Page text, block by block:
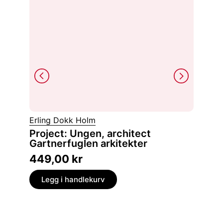
Erling Dokk Holm
Project: Ungen, architect
Gartnerfuglen arkitekter
449,00 kr
Legg i handlekurv